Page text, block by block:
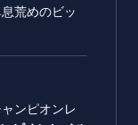
荒めのビッ
ンピオンレ